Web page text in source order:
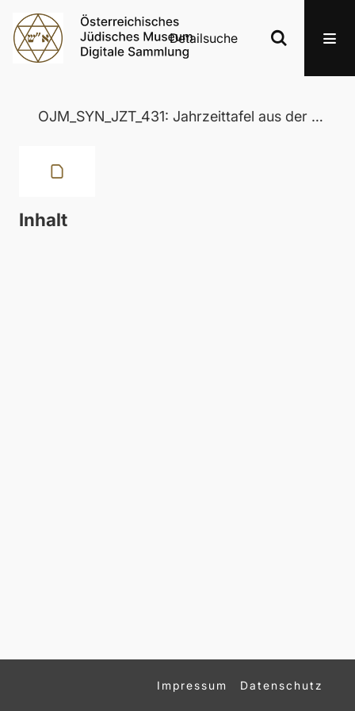
Detailsuche
OJM_SYN_JZT_431: Jahrzeittafel aus der Wertheimer Synagoge in Eisenstadt
Inhalt
Impressum Datenschutz